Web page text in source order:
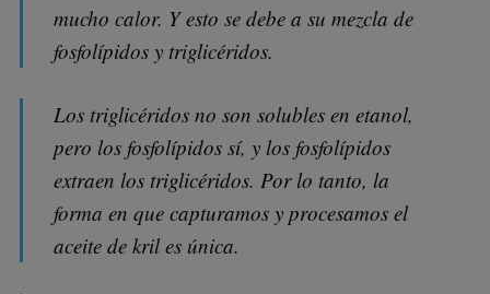
mucho calor. Y esto se debe a su mezcla de
fosfolípidos y triglicéridos.
Los triglicéridos no son solubles en etanol,
pero los fosfolípidos sí, y los fosfolípidos
extraen los triglicéridos. Por lo tanto, la
forma en que capturamos y procesamos el
aceite de kril es única.